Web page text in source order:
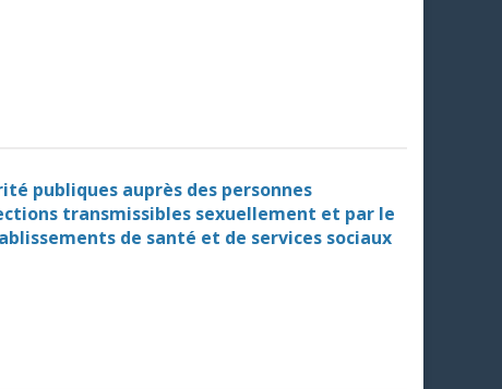
publiques auprès des personnes
transmissibles sexuellement et par le
de santé et de services sociaux